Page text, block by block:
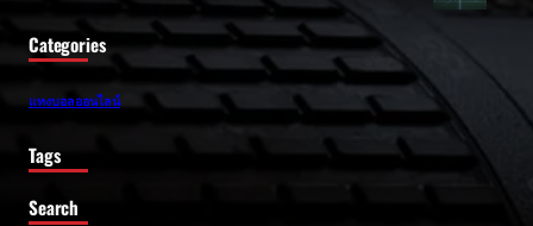
Categories
แทงบอลออนไลน์
Tags
Search